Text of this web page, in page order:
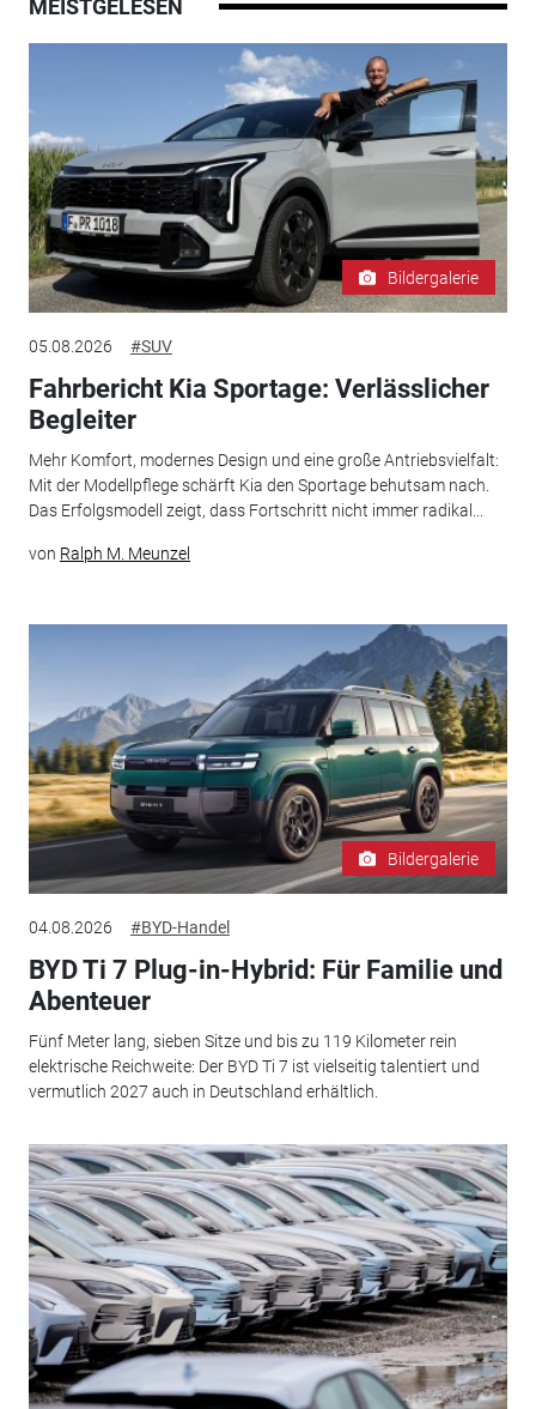
MEISTGELESEN
Bildergalerie
05.08.2026 #SUV
Fahrbericht Kia Sportage: Verlässlicher
Begleiter
Mehr Komfort, modernes Design und eine große Antriebsvielfalt:
Mit der Modellpflege schärft Kia den Sportage behutsam nach.
Das Erfolgsmodell zeigt, dass Fortschritt nicht immer radikal...
von Ralph M. Meunzel
Bildergalerie
04.08.2026 #BYD-Handel
BYD Ti 7 Plug-in-Hybrid: Für Familie und
Abenteuer
Fünf Meter lang, sieben Sitze und bis zu 119 Kilometer rein
elektrische Reichweite: Der BYD Ti 7 ist vielseitig talentiert und
vermutlich 2027 auch in Deutschland erhältlich.